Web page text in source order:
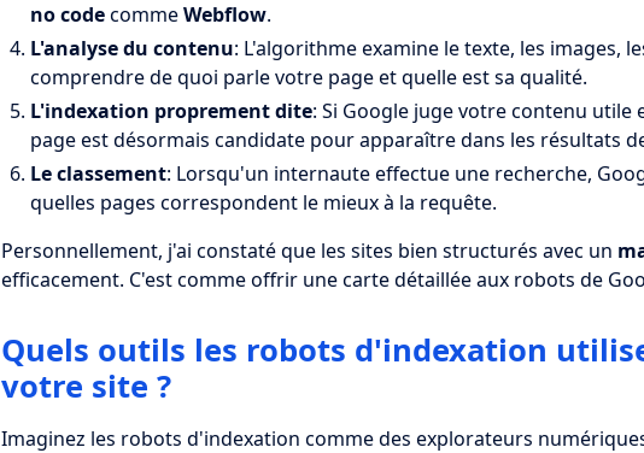
no codecommeWebflow.
L'analyse du contenu: L'algorithme examine le texte, les images,
comprendre de quoi parle votre page et quelle est sa qualité.
L'indexation proprement dite: Si Google juge votre contenu
page est désormais candidate pour apparaître dans les résultats
Le classement: Lorsqu'un internaute effectue une recherche,
quelles pages correspondent le mieux à la requête.
Personnellement, j'ai constaté que les sites bien structurés avec un
efficacement. C'est comme offrir une carte détaillée aux robots de
Quels outils les robots d'indexation
votre site ?
Imaginez les robots d'indexation comme des explorateurs